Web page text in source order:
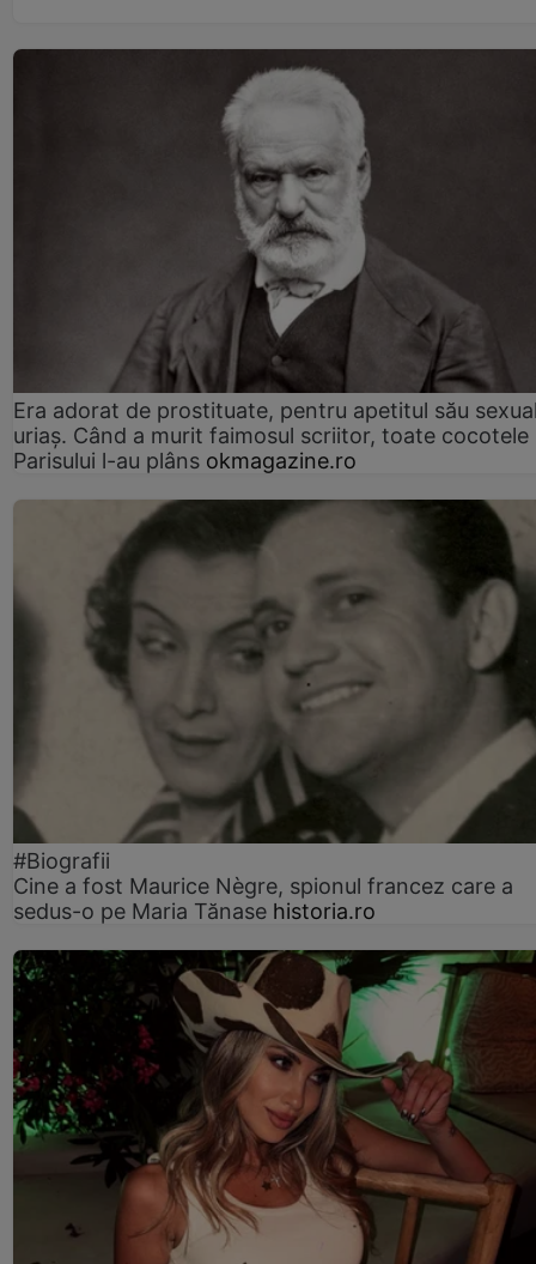
Era adorat de prostituate, pentru apetitul său
uriaș. Când a murit faimosul scriitor, toate cocotele
Parisului l-au plâns okmagazine.ro
#Biografii
Cine a fost Maurice Nègre, spionul francez care a
sedus-o pe Maria Tănase historia.ro